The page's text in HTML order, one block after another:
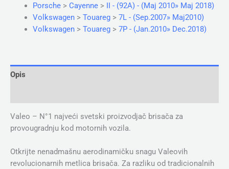
Porsche> Cayenne> II - (92A) - (Maj 2010» Maj 2018)
Volkswagen> Touareg> 7L - (Sep.2007» Maj2010)
Volkswagen> Touareg> 7P - (Jan.2010» Dec.2018)
Opis
Valeo – N°1 najveći svetski proizvodjač brisača za
provougradnju kod motornih vozila.
Otkrijte nenadmašnu aerodinamičku snagu Valeovih
revolucionarnih metlica brisača. Za razliku od tradicionalnih